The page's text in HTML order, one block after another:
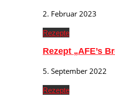
2. Februar 2023
Rezepte
Rezept „AFE’s
5. September 2022
Rezepte